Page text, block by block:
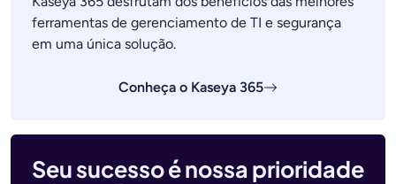
ferramentas de gerenciamento de TI e segurança
em uma única solução.
Conheça o Kaseya 365
Seu sucesso é nossa prioridade